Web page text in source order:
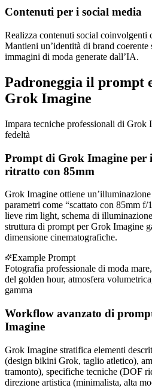
Contenuti per i social media
Realizza contenuti social coinvolgenti
Mantieni un’identità di brand coerente
immagini di moda generate dall’IA.
Padroneggia il prompt
Grok Imagine
Impara tecniche professionali di Grok
fedeltà
Prompt di Grok Imagine per
ritratto con 85mm
Grok Imagine ottiene
parametri come “scattato con 85mm
lieve rim light, schema di
struttura di prompt per Grok Imagine
dimensione cinematografiche.
Example Prompt
Fotografia professionale di moda
del golden hour, atmosfera
gamma
Workflow avanzato di
Imagine
Grok Imagine stratifica elementi
(design bikini Grok, taglio atletico),
tramonto), specifiche tecniche (DOF
direzione artistica (minimalista, alta